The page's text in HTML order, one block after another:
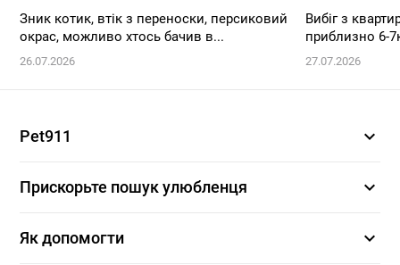
Зник котик, втік з переноски, персиковий
окрас, можливо хтось бачив в...
26.07.2026
Вибіг з
приблизно 6-
27.07.2026
Pet911 expand_more
Прискорьте пошук улюбленця expand_more
Як допомогти expand_more